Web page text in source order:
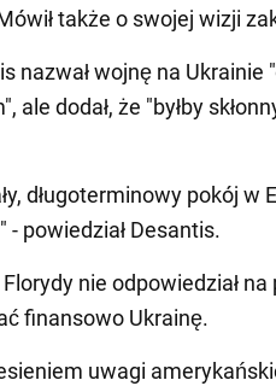
także o swojej wizji
nazwał wojnę na Ukrainie
ale dodał, że "byłby
długoterminowy pokój w
powiedział Desantis.
nie odpowiedział na
finansowo Ukrainę.
uwagi